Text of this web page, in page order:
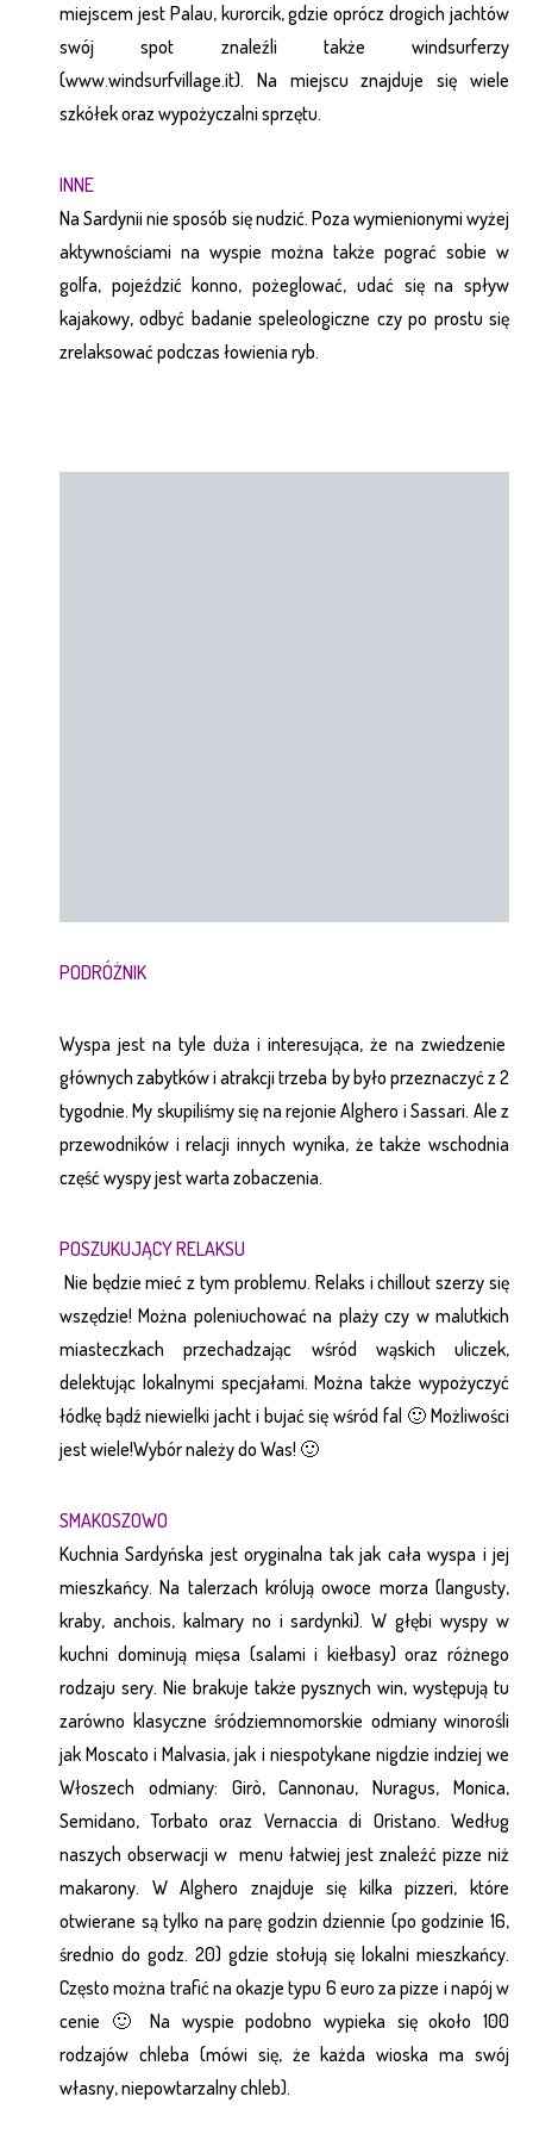
miejscem jest Palau, kurorcik, gdzie oprócz drogich jachtów
swój spot znaleźli także windsurferzy
(www.windsurfvillage.it). Na miejscu znajduje się wiele
szkółek oraz wypożyczalni sprzętu.
INNE
Na Sardynii nie sposób się nudzić. Poza wymienionymi wyżej
aktywnościami na wyspie można także pograć sobie w
golfa, pojeździć konno, pożeglować, udać się na spływ
kajakowy, odbyć badanie speleologiczne czy po prostu się
zrelaksować podczas łowienia ryb.
PODRÓŻNIK
Wyspa jest na tyle duża i interesująca, że na zwiedzenie
głównych zabytków i atrakcji trzeba by było przeznaczyć z 2
tygodnie. My skupiliśmy się na rejonie Alghero i Sassari. Ale z
przewodników i relacji innych wynika, że także wschodnia
część wyspy jest warta zobaczenia.
POSZUKUJĄCY RELAKSU
Nie będzie mieć z tym problemu. Relaks i chillout szerzy się
wszędzie! Można poleniuchować na plaży czy w malutkich
miasteczkach przechadzając wśród wąskich uliczek,
delektując lokalnymi specjałami. Można także wypożyczyć
łódkę bądź niewielki jacht i bujać się wśród fal 🙂 Możliwości
jest wiele!Wybór należy do Was! 🙂
SMAKOSZOWO
Kuchnia Sardyńska jest oryginalna tak jak cała wyspa i jej
mieszkańcy. Na talerzach królują owoce morza (langusty,
kraby, anchois, kalmary no i sardynki). W głębi wyspy w
kuchni dominują mięsa (salami i kiełbasy) oraz różnego
rodzaju sery. Nie brakuje także pysznych win, występują tu
zarówno klasyczne śródziemnomorskie odmiany winorośli
jak Moscato i Malvasia, jak i niespotykane nigdzie indziej we
Włoszech odmiany: Girò, Cannonau, Nuragus, Monica,
Semidano, Torbato oraz Vernaccia di Oristano. Według
naszych obserwacji w menu łatwiej jest znaleźć pizze niż
makarony. W Alghero znajduje się kilka pizzeri, które
otwierane są tylko na parę godzin dziennie (po godzinie 16,
średnio do godz. 20) gdzie stołują się lokalni mieszkańcy.
Często można trafić na okazje typu 6 euro za pizze i napój w
cenie 🙂 Na wyspie podobno wypieka się około 100
rodzajów chleba (mówi się, że każda wioska ma swój
własny, niepowtarzalny chleb).